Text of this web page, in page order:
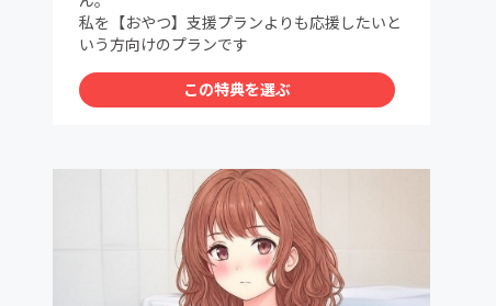
私を【おやつ】支援プランよりも応援したいと
いう方向けのプランです
この特典を選ぶ